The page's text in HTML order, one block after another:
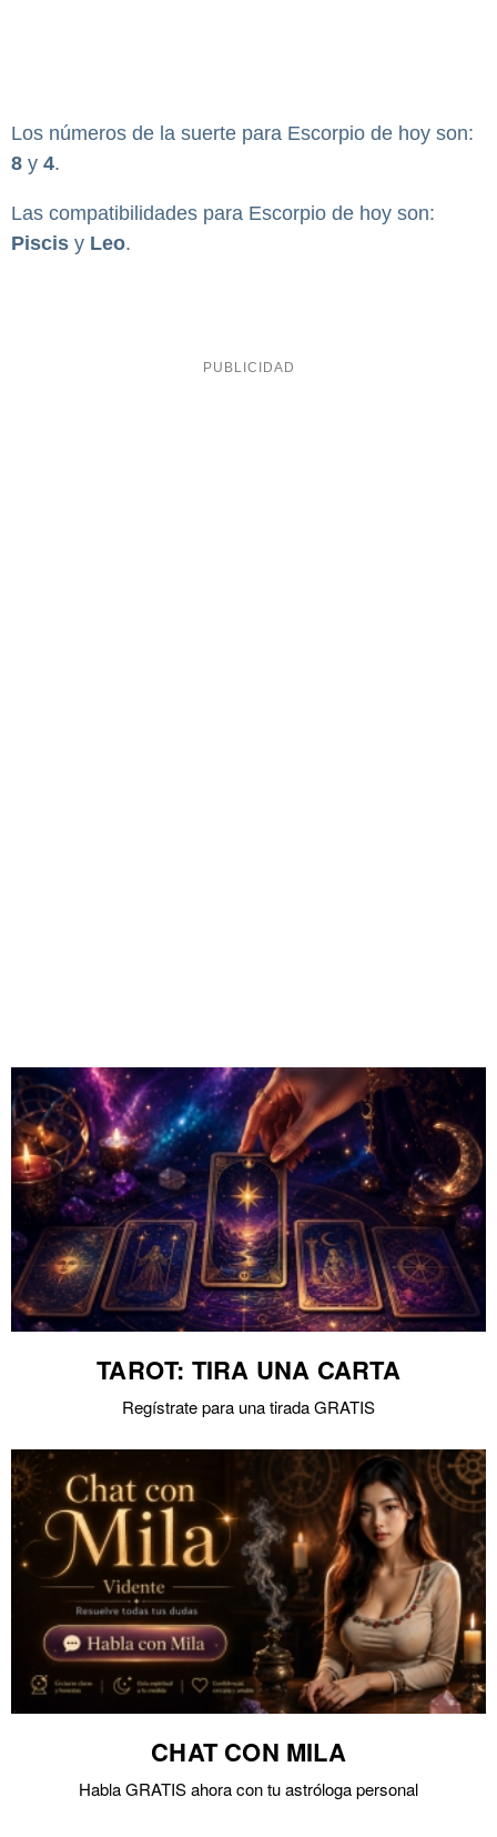
Los números de la suerte para Escorpio de hoy son:
8 y 4.
Las compatibilidades para Escorpio de hoy son:
Piscis y Leo.
TAROT: TIRA UNA CARTA
Regístrate para una tirada GRATIS
CHAT CON MILA
Habla GRATIS ahora con tu astróloga personal